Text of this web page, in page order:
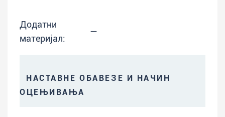
Додатни
материјал:
—
НАСТАВНЕ ОБАВЕЗЕ И НАЧИН
ОЦЕЊИВАЊА